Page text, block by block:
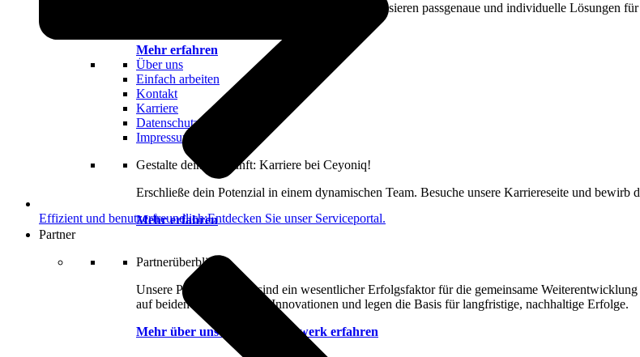
Gemeinsam entwickeln wir starke Ideen und realisieren passgenaue und individuelle
Mehr erfahren
Über uns
Einfach arbeiten
Kontakt
Karriere
Datenschutzerklärung
Impressum
Gestalte deine Zukunft: Karriere bei Ceyoniq!
Erschließe dein Potenzial in einem dynamischen Team. Besuche unsere Karriereseite und bewirb
Mehr erfahren
Partner
Partnerüberblick
Unsere Partnerschaften sind ein wesentlicher Erfolgsfaktor für die gemeinsame
auf beiden Seiten, fördern Innovationen und legen die Basis für langfristige, nachhaltige Erfolge.
Mehr über unser Partnernetzwerk erfahren
Effizient und benutzerfreundlich:Entdecken Sie unser Serviceportal.